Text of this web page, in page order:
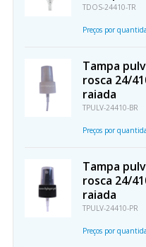
TDOS-24410-TR
Preços por
Tampa
rosca 24/
raiada
TPULV-24410-BR
Preços por
Tampa
rosca 24/
raiada
TPULV-24410-PR
Preços por